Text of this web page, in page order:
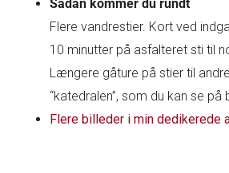
Sådan kommer du rundt
Flere vandrestier. Kort ved
10 minutter på asfalteret sti til
Længere gåture på stier til
“katedralen”, som du kan se på
Flere billeder i min dedikerede